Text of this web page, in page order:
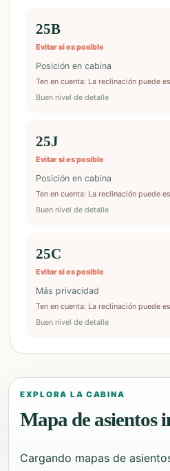
25B
Evitar si es posible
Posición en cabina
Ten en cuenta: La reclinación puede
Buen nivel de detalle
25J
Evitar si es posible
Posición en cabina
Ten en cuenta: La reclinación puede
Buen nivel de detalle
25C
Evitar si es posible
Más privacidad
Ten en cuenta: La reclinación puede
Buen nivel de detalle
EXPLORA LA CABINA
Mapa de asientos
Cargando mapas de